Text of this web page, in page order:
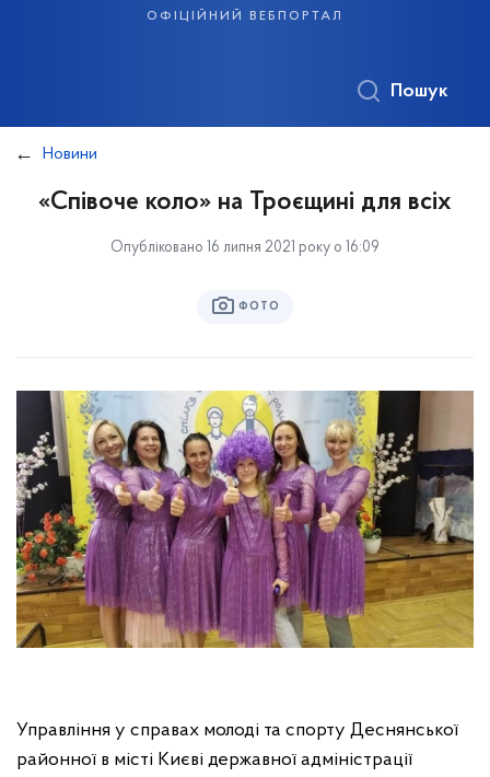
офіційний вебпортал
Пошук
Новини
«Співоче коло» на Троєщині для всіх
Опубліковано 16 липня 2021 року о 16:09
ФОТО
Управління у справах молоді та спорту Деснянської
районної в місті Києві державної адміністрації